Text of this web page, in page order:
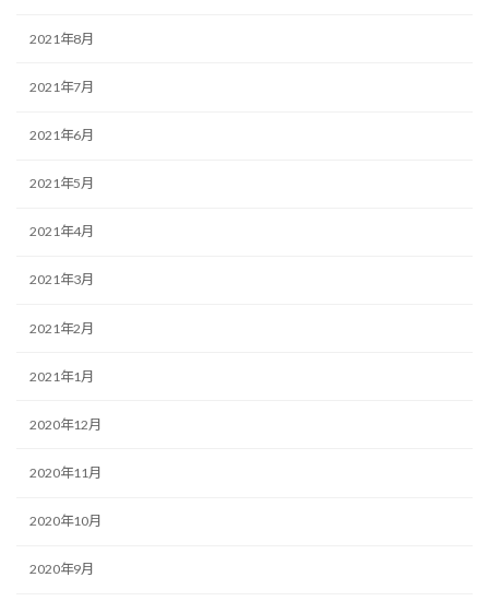
2021年8月
2021年7月
2021年6月
2021年5月
2021年4月
2021年3月
2021年2月
2021年1月
2020年12月
2020年11月
2020年10月
2020年9月